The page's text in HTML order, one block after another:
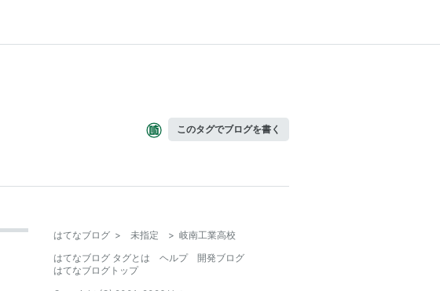
このタグでブログを書く
はてなブログ > 未指定 > 岐南工業高校
はてなブログ タグとは
ヘルプ
開発ブログ
はてなブログトップ